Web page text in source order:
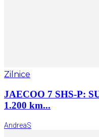
Zilnice
JAECOO 7 SHS-P:
1.200 km...
AndreaS